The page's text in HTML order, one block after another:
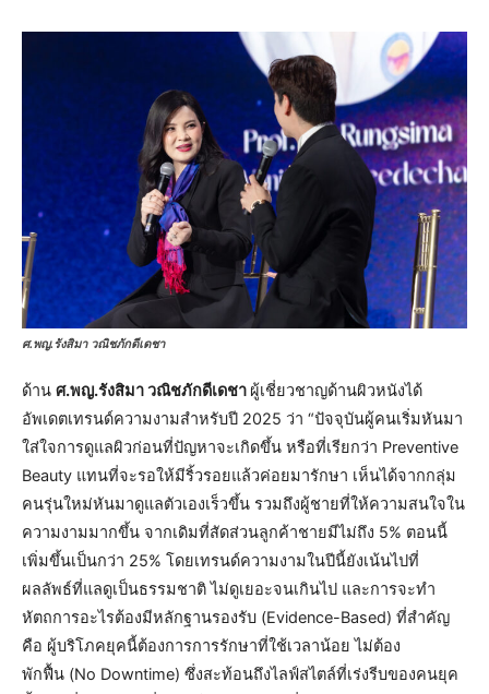
ศ.พญ.รังสิมา วณิชภักดีเดชา
ด้าน ศ.พญ.รังสิมา วณิชภักดีเดชา ผู้เชี่ยวชาญด้านผิวหนังได้
อัพเดตเทรนด์ความงามสำหรับปี 2025 ว่า “ปัจจุบันผู้คนเริ่มหันมา
ใส่ใจการดูแลผิวก่อนที่ปัญหาจะเกิดขึ้น หรือที่เรียกว่า Preventive
Beauty แทนที่จะรอให้มีริ้วรอยแล้วค่อยมารักษา เห็นได้จากกลุ่ม
คนรุ่นใหม่หันมาดูแลตัวเองเร็วขึ้น รวมถึงผู้ชายที่ให้ความสนใจใน
ความงามมากขึ้น จากเดิมที่สัดส่วนลูกค้าชายมีไม่ถึง 5% ตอนนี้
เพิ่มขึ้นเป็นกว่า 25% โดยเทรนด์ความงามในปีนี้ยังเน้นไปที่
ผลลัพธ์ที่แลดูเป็นธรรมชาติ ไม่ดูเยอะจนเกินไป และการจะทำ
หัตถการอะไรต้องมีหลักฐานรองรับ (Evidence-Based) ที่สำคัญ
คือ ผู้บริโภคยุคนี้ต้องการการรักษาที่ใช้เวลาน้อย ไม่ต้อง
พักฟื้น (No Downtime) ซึ่งสะท้อนถึงไลฟ์สไตล์ที่เร่งรีบของคนยุค